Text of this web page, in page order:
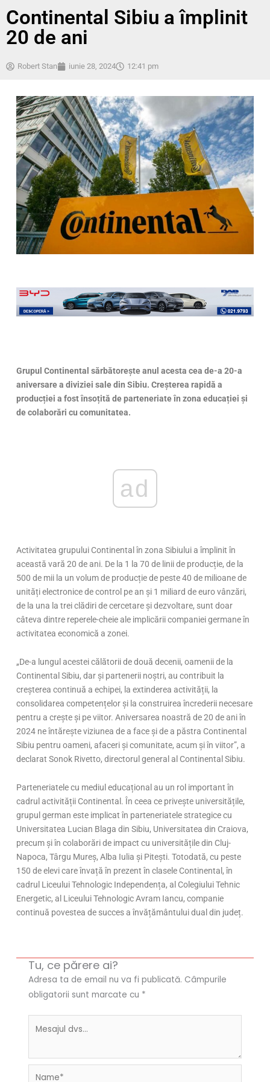
Continental Sibiu a împlinit
20 de ani
Robert Stan iunie 28, 2024 12:41 pm
Grupul Continental sărbătorește anul acesta cea de-a 20-a
aniversare a diviziei sale din Sibiu. Creșterea rapidă a
producției a fost însoțită de parteneriate în zona educației și
de colaborări cu comunitatea.
ad
Activitatea grupului Continental în zona Sibiului a împlinit în
această vară 20 de ani. De la 1 la 70 de linii de producție, de la
500 de mii la un volum de producție de peste 40 de milioane de
unități electronice de control pe an și 1 miliard de euro vânzări,
de la una la trei clădiri de cercetare și dezvoltare, sunt doar
câteva dintre reperele-cheie ale implicării companiei germane în
activitatea economică a zonei.
„De-a lungul acestei călătorii de două decenii, oamenii de la
Continental Sibiu, dar și partenerii noștri, au contribuit la
creșterea continuă a echipei, la extinderea activității, la
consolidarea competențelor și la construirea încrederii necesare
pentru a crește și pe viitor. Aniversarea noastră de 20 de ani în
2024 ne întărește viziunea de a face și de a păstra Continental
Sibiu pentru oameni, afaceri și comunitate, acum și în viitor”, a
declarat Sonok Rivetto, directorul general al Continental Sibiu.
Parteneriatele cu mediul educațional au un rol important în
cadrul activității Continental. În ceea ce privește universitățile,
grupul german este implicat în parteneriatele strategice cu
Universitatea Lucian Blaga din Sibiu, Universitatea din Craiova,
precum și în colaborări de impact cu universitățile din Cluj-
Napoca, Târgu Mureș, Alba Iulia și Pitești. Totodată, cu peste
150 de elevi care învață în prezent în clasele Continental, în
cadrul Liceului Tehnologic Independența, al Colegiului Tehnic
Energetic, al Liceului Tehnologic Avram Iancu, companie
continuă povestea de succes a învățământului dual din județ.
Tu, ce părere ai?
Adresa ta de email nu va fi publicată. Câmpurile
obligatorii sunt marcate cu *
Name*